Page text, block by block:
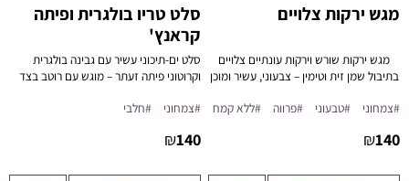
מגש ירקות צלויים
מגש ירקות שורש וירקות עונתיים צלויים
בתיבול שמן זית וטימין – צבעוני, עשיר ומוכן
#צמחוני
#טבעוני #פרווה #ללא קמח
140
₪
סלט טריו בולגרית ופיתה
קראנץ'
סלט ים-תיכוני עשיר עם גבינה בולגרית
וקרוטוני פיתה זעתר – מוגש עם רוטב בצד
מתאים ל-10–12 סועדים | כולל כף הגשה
#צמחוני #חלבי
140
₪